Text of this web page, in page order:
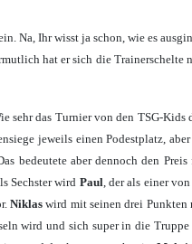
Na, Ihr wisst ja schon, wie es
hat er sich die
sehr das Turnier von den TSG-
jeweils einen Podestplatz,
bedeutete aber dennoch den
Sechster wird Paul, der als einer
Niklaswird mit seinen drei Punkten
wird und sich super in die